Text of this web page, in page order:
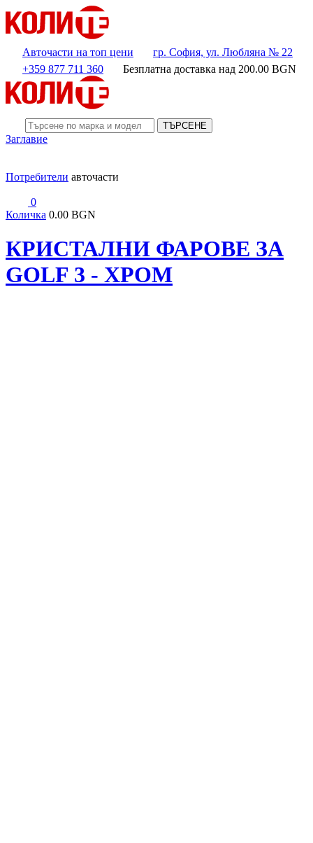
Авточасти на топ цени
гр. София, ул. Любляна № 22
+359 877 711 360
Безплатна доставка над 200.00 BGN
ТЪРСЕНЕ
Заглавие
Потребители авточасти
0
Количка 0.00 BGN
КРИСТАЛНИ ФАРОВЕ ЗА
GOLF 3 - ХРОМ